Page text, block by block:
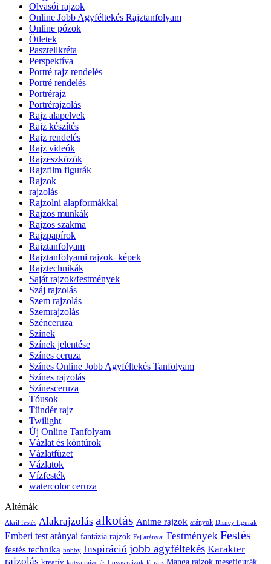
Olvasói rajzok
Online Jobb Agyféltekés Rajztanfolyam
Online pózok
Ötletek
Pasztellkréta
Perspektíva
Portré rajz rendelés
Portré rendelés
Portrérajz
Portrérajzolás
Rajz alapelvek
Rajz készítés
Rajz rendelés
Rajz videók
Rajzeszközök
Rajzfilm figurák
Rajzok
rajzolás
Rajzolni alapformákkal
Rajzos munkák
Rajzos szakma
Rajzpapírok
Rajztanfolyam
Rajztanfolyami rajzok_képek
Rajztechnikák
Saját rajzok/festmények
Száj rajzolás
Szem rajzolás
Szemrajzolás
Szénceruza
Színek
Színek jelentése
Színes ceruza
Színes Online Jobb Agyféltekés Tanfolyam
Színes rajzolás
Színesceruza
Tóusok
Tündér rajz
Twilight
Új Online Tanfolyam
Vázlat és kóntúrok
Vázlatfüzet
Vázlatok
Vízfesték
watercolor ceruza
Altémák
Akril festés Alakrajzolás alkotás Anime rajzok arányok Disney figurák
Emberi test arányai fantázia rajzok Fej arányai Festmények Festés
festés technika hobby Inspiráció jobb agyféltekés Karakter
rajzolás kreatív kutya rajzolás Lovas rajzok ló rajz Manga rajzok mesefigurák